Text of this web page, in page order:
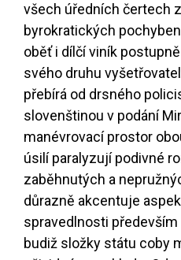
všech úředních čertech
byrokratických
oběť i dílčí viník
svého druhu
přebírá od drsného
slovenštinou v podání
manévrovací prostor
úsilí paralyzují podivné
zaběhnutých a
důrazně akcentuje
spravedlnosti
budiž složky státu coby